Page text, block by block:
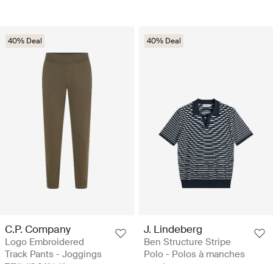
40% Deal
C.P. Company
Logo Embroidered
Track Pants - Joggings
40% Deal
J. Lindeberg
Ben Structure Stripe
Polo - Polos à manches